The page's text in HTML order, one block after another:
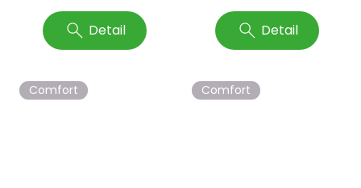
Detail Detail
Comfort Comfort